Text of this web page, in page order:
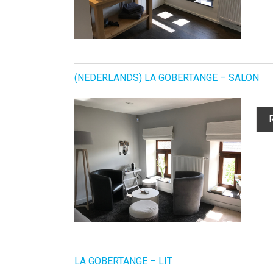
(NEDERLANDS) LA GOBERTANGE – SALON
LA GOBERTANGE – LIT